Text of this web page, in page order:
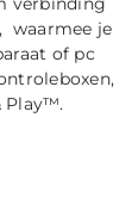
waarmee je
of pc
Play™.